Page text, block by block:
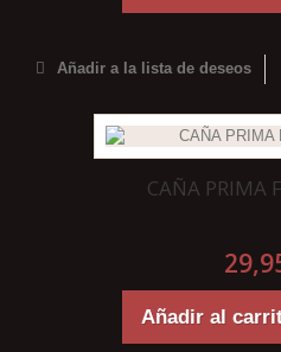
Añadir a la lista de deseos
CAÑA PRIMA
Añadir al